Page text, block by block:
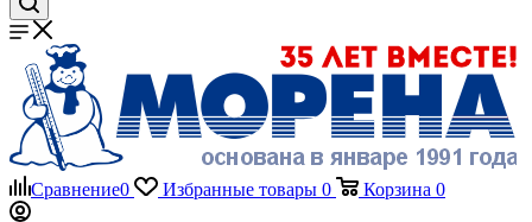
Сравнение0 Избранные товары 0 Корзина 0